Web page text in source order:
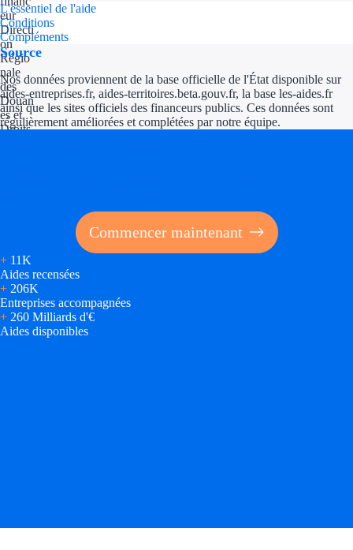
Aides Nationales
Aides Européennes
Accompagnement
L'essentiel de l'aide
Conditions
Compléments
Source
Nos données proviennent de la base officielle de l'État disponible sur
aides-entreprises.fr, aides-territoires.beta.gouv.fr, la base les-aides.fr
ainsi que les sites officiels des financeurs publics. Ces données sont
régulièrement améliorées et complétées par notre équipe.
Commencer maintenant
+ 11K
Aides recensées
+ 206K
Entreprises accompagnées
+ 260 Milliards d'€
Aides disponibles